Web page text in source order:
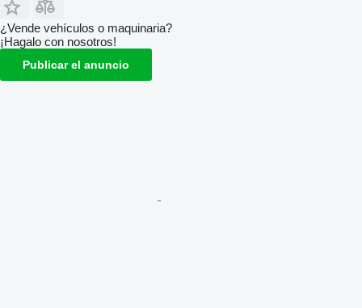
¿Vende vehículos o maquinaria?
¡Hagalo con nosotros!
Publicar el anuncio